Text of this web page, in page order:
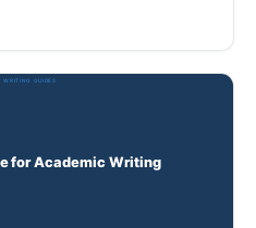
і джерел зі